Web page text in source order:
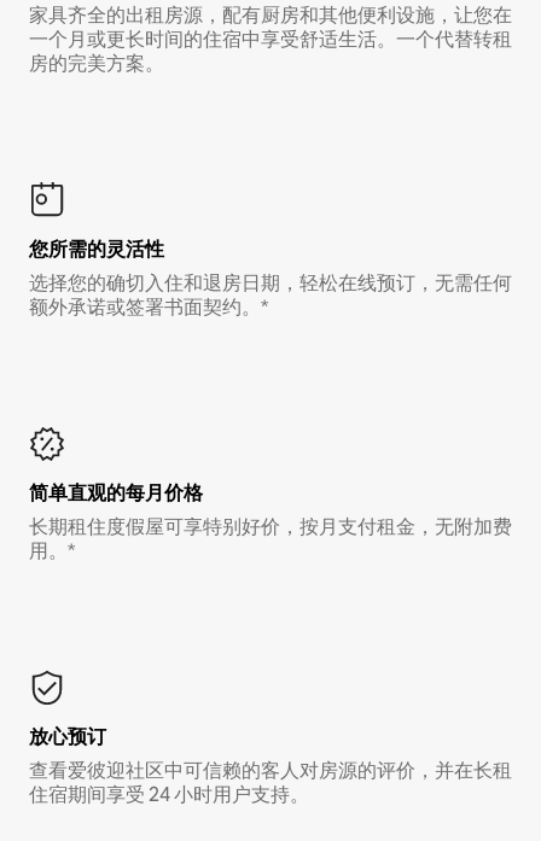
家具齐全的出租房源，配有厨房和其他便利设施，让您在
一个月或更长时间的住宿中享受舒适生活。一个代替转租
房的完美方案。
您所需的灵活性
选择您的确切入住和退房日期，轻松在线预订，无需任何
额外承诺或签署书面契约。*
简单直观的每月价格
长期租住度假屋可享特别好价，按月支付租金，无附加费
用。*
放心预订
查看爱彼迎社区中可信赖的客人对房源的评价，并在长租
住宿期间享受 24 小时用户支持。